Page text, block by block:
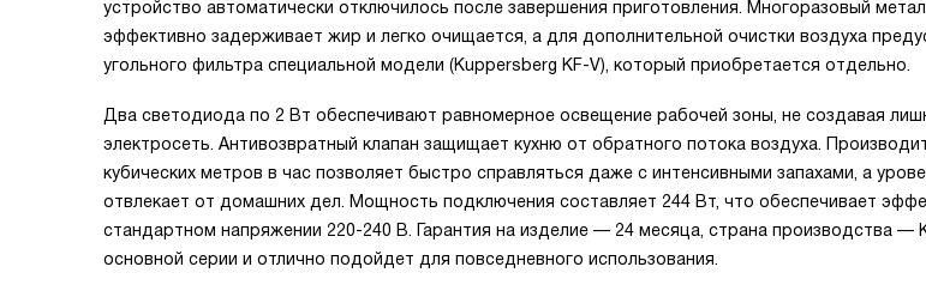
устройство автоматически отключилось после завершения приготовления. Многоразовый
эффективно задерживает жир и легко очищается, а для дополнительной очистки воздуха
угольного фильтра специальной модели (Kuppersberg KF-V), который приобретается отдельно.
Два светодиода по 2 Вт обеспечивают равномерное освещение рабочей зоны, не создавая
электросеть. Антивозвратный клапан защищает кухню от обратного потока воздуха.
кубических метров в час позволяет быстро справляться даже с интенсивными запахами, а
отвлекает от домашних дел. Мощность подключения составляет 244 Вт, что обеспечивает
стандартном напряжении 220-240 В. Гарантия на изделие — 24 месяца, страна производства —
основной серии и отлично подойдет для повседневного использования.